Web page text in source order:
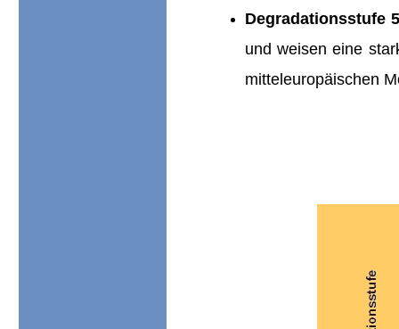
Degradationsstufe
und weisen eine
mitteleuropäischen